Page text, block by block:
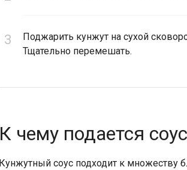
Поджарить кунжут на сухой
Тщательно перемешать.
К чему подается
Кунжутный соус подходит к множеству